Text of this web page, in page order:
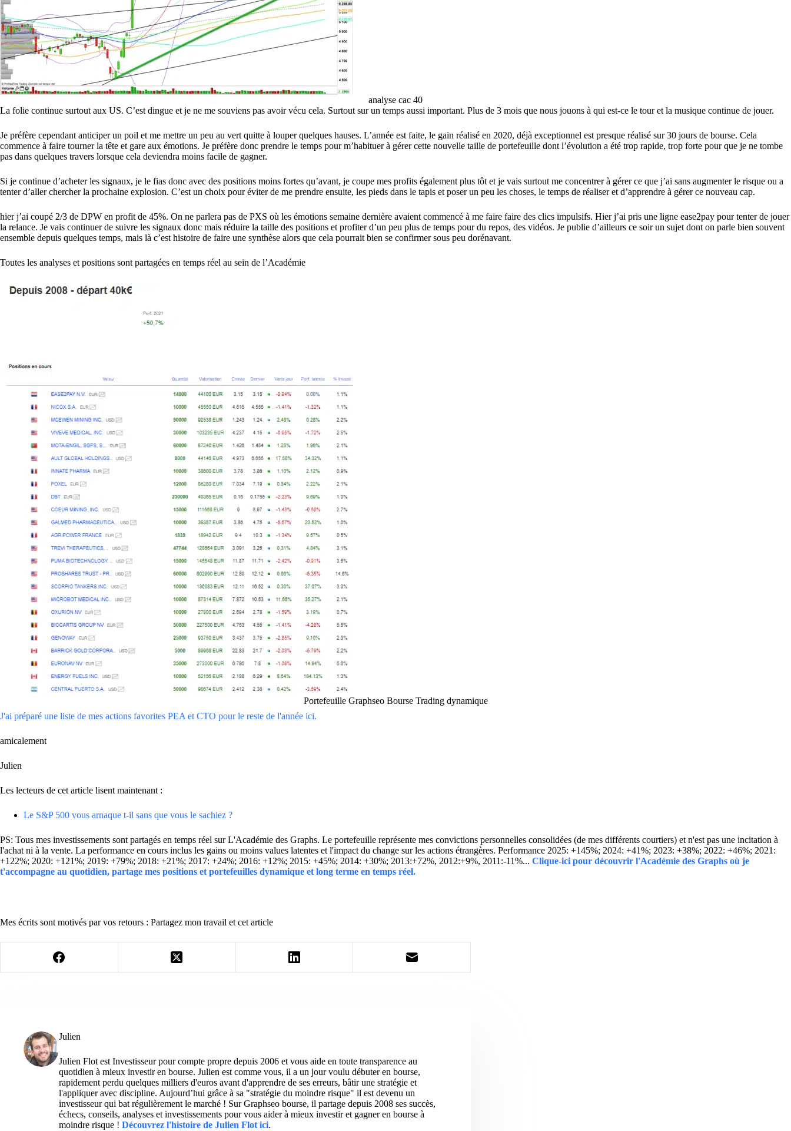
analyse cac 40
La folie continue surtout aux US. C’est dingue et je ne me souviens pas avoir vécu cela. Surtout sur un temps aussi important. Plus de 3 mois que nous jouons à qui est-ce le tour et la musique continue de jouer.
Je préfère cependant anticiper un poil et me mettre un peu au vert quitte à louper quelques hauses. L’année est faite, le gain réalisé en 2020, déjà exceptionnel est presque réalisé sur 30 jours de bourse. Cela
commence à faire tourner la tête et gare aux émotions. Je préfère donc prendre le temps pour m’habituer à gérer cette nouvelle taille de portefeuille dont l’évolution a été trop rapide, trop forte pour que je ne tombe
pas dans quelques travers lorsque cela deviendra moins facile de gagner.
Si je continue d’acheter les signaux, je le fias donc avec des positions moins fortes qu’avant, je coupe mes profits également plus tôt et je vais surtout me concentrer à gérer ce que j’ai sans augmenter le risque ou a
tenter d’aller chercher la prochaine explosion. C’est un choix pour éviter de me prendre ensuite, les pieds dans le tapis et poser un peu les choses, le temps de réaliser et d’apprendre à gérer ce nouveau cap.
hier j’ai coupé 2/3 de DPW en profit de 45%. On ne parlera pas de PXS où les émotions semaine dernière avaient commencé à me faire faire des clics impulsifs. Hier j’ai pris une ligne ease2pay pour tenter de jouer
la relance. Je vais continuer de suivre les signaux donc mais réduire la taille des positions et profiter d’un peu plus de temps pour du repos, des vidéos. Je publie d’ailleurs ce soir un sujet dont on parle bien souvent
ensemble depuis quelques temps, mais là c’est histoire de faire une synthèse alors que cela pourrait bien se confirmer sous peu dorénavant.
Toutes les analyses et positions sont partagées en temps réel au sein de l’Académie
Portefeuille Graphseo Bourse Trading dynamique
J'ai préparé une liste de mes actions favorites PEA et CTO pour le reste de l'année ici.
amicalement
Julien
Les lecteurs de cet article lisent maintenant :
Le S&P 500 vous arnaque t-il sans que vous le sachiez ?
PS: Tous mes investissements sont partagés en temps réel sur L'Académie des Graphs. Le portefeuille représente mes convictions personnelles consolidées (de mes différents courtiers) et n'est pas une incitation à
l'achat ni à la vente. La performance en cours inclus les gains ou moins values latentes et l'impact du change sur les actions étrangères. Performance 2025: +145%; 2024: +41%; 2023: +38%; 2022: +46%; 2021:
+122%; 2020: +121%; 2019: +79%; 2018: +21%; 2017: +24%; 2016: +12%; 2015: +45%; 2014: +30%; 2013:+72%, 2012:+9%, 2011:-11%... Clique-ici pour découvrir l'Académie des Graphs où je
t'accompagne au quotidien, partage mes positions et portefeuilles dynamique et long terme en temps réel.
Mes écrits sont motivés par vos retours : Partagez mon travail et cet article
Julien
Julien Flot est Investisseur pour compte propre depuis 2006 et vous aide en toute transparence au
quotidien à mieux investir en bourse. Julien est comme vous, il a un jour voulu débuter en bourse,
rapidement perdu quelques milliers d'euros avant d'apprendre de ses erreurs, bâtir une stratégie et
l'appliquer avec discipline. Aujourd’hui grâce à sa "stratégie du moindre risque" il est devenu un
investisseur qui bat régulièrement le marché ! Sur Graphseo bourse, il partage depuis 2008 ses succès,
échecs, conseils, analyses et investissements pour vous aider à mieux investir et gagner en bourse à
moindre risque ! Découvrez l'histoire de Julien Flot ici.